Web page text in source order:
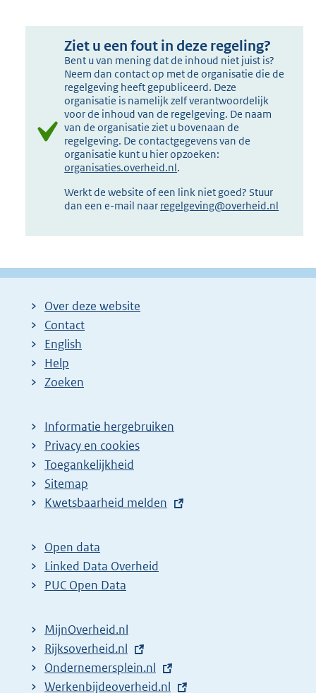
Ziet u een fout in deze regeling?
Bent u van mening dat de inhoud niet juist is?
Neem dan contact op met de organisatie die de
regelgeving heeft gepubliceerd. Deze
organisatie is namelijk zelf verantwoordelijk
voor de inhoud van de regelgeving. De naam
van de organisatie ziet u bovenaan de
regelgeving. De contactgegevens van de
organisatie kunt u hier opzoeken:
organisaties.overheid.nl.
Werkt de website of een link niet goed? Stuur
dan een e-mail naar regelgeving@overheid.nl
Over deze website
Contact
English
Help
Zoeken
Informatie hergebruiken
Privacy en cookies
Toegankelijkheid
Sitemap
E
t
e
r
l
i
n
Kwetsbaarheid melden
Open data
Linked Data Overheid
PUC Open Data
MijnOverheid.nl
E
x
t
Rijksoverheid.nl
E
x
Ondernemersplein.nl
E
Werkenbijdeoverheid.nl